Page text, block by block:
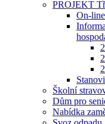
PROJEKT
On-
Školní
Dům pro
Nabídka